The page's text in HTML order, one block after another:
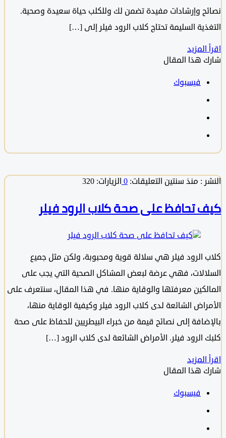
وإرشادات مفيدة تضمن لك وللكلب حياة سعيدة وصحية.
السليمة تحتاج كلاب الرود فيلر إلى […]
هذا المقال
فيسبوك
: منذ سنتينالتعليقات:0الزيارات: 320
تحافظ على صحة كلاب الرود فيلر
الرود فيلر هي سلالة قوية ومحبوبة، ولكن مثل جميع
فهي عرضة لبعض المشاكل الصحية التي يجب على
معرفتها والوقاية منها. في هذا المقال، سنتعرف على
الشائعة لدى كلاب الرود فيلر وكيفية الوقاية منها،
إلى نصائح قيمة من خبراء البيطريين للحفاظ على صحة
الرود فيلر. الأمراض الشائعة لدى كلاب الرود […]
هذا المقال
فيسبوك